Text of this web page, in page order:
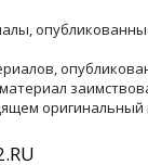
оригинальный